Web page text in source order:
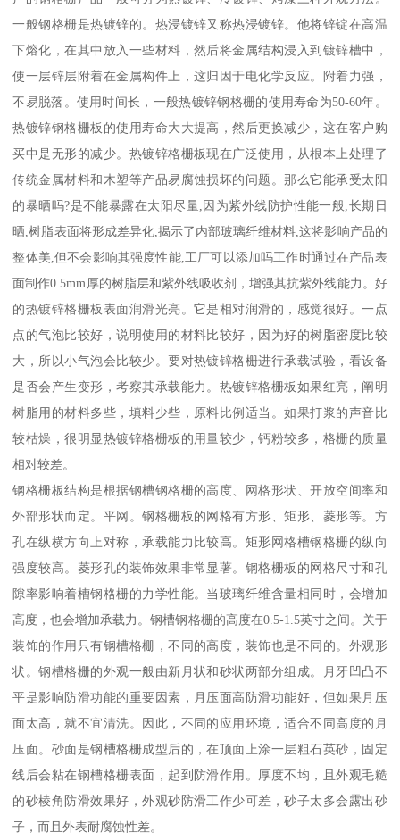
一般钢格栅是热镀锌的。热浸镀锌又称热浸镀锌。他将锌锭在高温
下熔化，在其中放入一些材料，然后将金属结构浸入到镀锌槽中，
使一层锌层附着在金属构件上，这归因于电化学反应。附着力强，
不易脱落。使用时间长，一般热镀锌钢格栅的使用寿命为50-60年。
热镀锌钢格栅板的使用寿命大大提高，然后更换减少，这在客户购
买中是无形的减少。热镀锌格栅板现在广泛使用，从根本上处理了
传统金属材料和木塑等产品易腐蚀损坏的问题。那么它能承受太阳
的暴晒吗?是不能暴露在太阳尽量,因为紫外线防护性能一般,长期日
晒,树脂表面将形成差异化,揭示了内部玻璃纤维材料,这将影响产品的
整体美,但不会影响其强度性能,工厂可以添加吗工作时通过在产品表
面制作0.5mm厚的树脂层和紫外线吸收剂，增强其抗紫外线能力。好
的热镀锌格栅板表面润滑光亮。它是相对润滑的，感觉很好。一点
点的气泡比较好，说明使用的材料比较好，因为好的树脂密度比较
大，所以小气泡会比较少。要对热镀锌格栅进行承载试验，看设备
是否会产生变形，考察其承载能力。热镀锌格栅板如果红亮，阐明
树脂用的材料多些，填料少些，原料比例适当。如果打浆的声音比
较枯燥，很明显热镀锌格栅板的用量较少，钙粉较多，格栅的质量
相对较差。
钢格栅板结构是根据钢槽钢格栅的高度、网格形状、开放空间率和
外部形状而定。平网。钢格栅板的网格有方形、矩形、菱形等。方
孔在纵横方向上对称，承载能力比较高。矩形网格槽钢格栅的纵向
强度较高。菱形孔的装饰效果非常显著。钢格栅板的网格尺寸和孔
隙率影响着槽钢格栅的力学性能。当玻璃纤维含量相同时，会增加
高度，也会增加承载力。钢槽钢格栅的高度在0.5-1.5英寸之间。关于
装饰的作用只有钢槽格栅，不同的高度，装饰也是不同的。外观形
状。钢槽格栅的外观一般由新月状和砂状两部分组成。月牙凹凸不
平是影响防滑功能的重要因素，月压面高防滑功能好，但如果月压
面太高，就不宜清洗。因此，不同的应用环境，适合不同高度的月
压面。砂面是钢槽格栅成型后的，在顶面上涂一层粗石英砂，固定
线后会粘在钢槽格栅表面，起到防滑作用。厚度不均，且外观毛糙
的砂棱角防滑效果好，外观砂防滑工作少可差，砂子太多会露出砂
子，而且外表耐腐蚀性差。